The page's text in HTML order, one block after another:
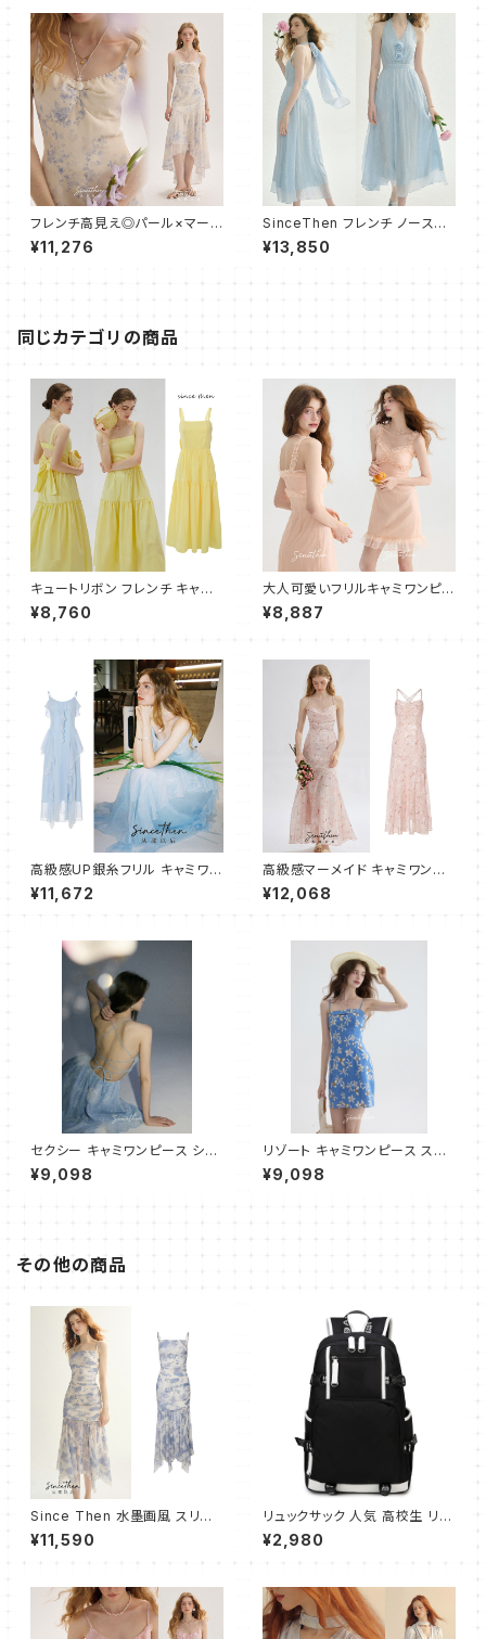
フレンチ高見え◎パール×マーメ
イドキャミワンピース
¥11,276
SinceThen フレンチ ノースリ
¥13,850
同じカテゴリの商品
キュートリボン フレンチ キャミ
ワンピース ドレス ティアード フ
レアドレス イエロー
¥8,760
大人可愛いフリルキャミワンピー
ス ショート
¥8,887
高級感UP銀糸フリル キャミワン
ピース フレア ロング
¥11,672
高級感マーメイド キャミワンピ
ース ロング
¥12,068
セクシー キャミワンピース ショ
ート
¥9,098
リゾート キャミワンピース スリ
ムフィット ショート
¥9,098
その他の商品
Since Then 水墨画風 スリム
キャミ ワンピース ドレス
¥11,590
リュックサック 人気 高校生 リュ
ック レディース メンズ おしゃれ
ストライプ アウトドア スポーツ
容量 学生 旅行 デイパック お出
かけ A4 サイズ バックパック P
Cバッグ(ブラック）
¥2,980